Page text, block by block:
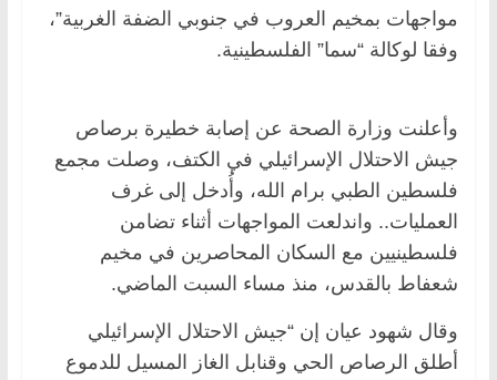
مواجهات بمخيم العروب في جنوبي الضفة الغربية”،
وفقا لوكالة “سما” الفلسطينية.
وأعلنت وزارة الصحة عن إصابة خطيرة برصاص
جيش الاحتلال الإسرائيلي في الكتف، وصلت مجمع
فلسطين الطبي برام الله، وأُدخل إلى غرف
العمليات.. واندلعت المواجهات أثناء تضامن
فلسطينيين مع السكان المحاصرين في مخيم
شعفاط بالقدس، منذ مساء السبت الماضي.
وقال شهود عيان إن “جيش الاحتلال الإسرائيلي
أطلق الرصاص الحي وقنابل الغاز المسيل للدموع